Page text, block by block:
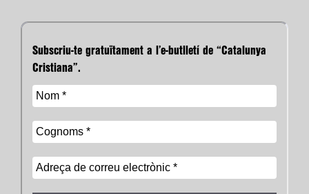
Subscriu-te gratuïtament a l’e-butlletí de “Catalunya
Cristiana”.